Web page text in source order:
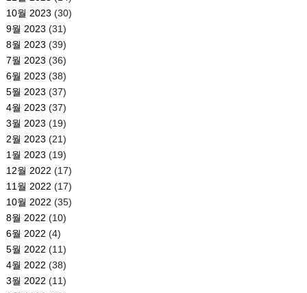
10월 2023 (30)
9월 2023 (31)
8월 2023 (39)
7월 2023 (36)
6월 2023 (38)
5월 2023 (37)
4월 2023 (37)
3월 2023 (19)
2월 2023 (21)
1월 2023 (19)
12월 2022 (17)
11월 2022 (17)
10월 2022 (35)
8월 2022 (10)
6월 2022 (4)
5월 2022 (11)
4월 2022 (38)
3월 2022 (11)